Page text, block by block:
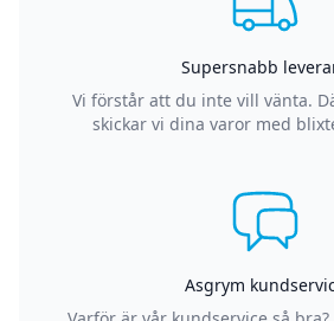
Supersnabb
Vi förstår att du inte vill vänta.
skickar vi dina varor med
Asgrym